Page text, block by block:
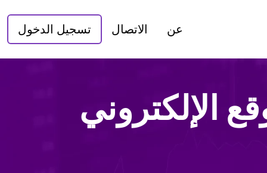
عن الاتصال تسجيل الدخول